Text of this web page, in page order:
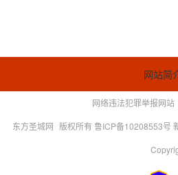
网站简
网络违法犯罪举报网站
东方圣城网 版权所有 鲁ICP备10208553号